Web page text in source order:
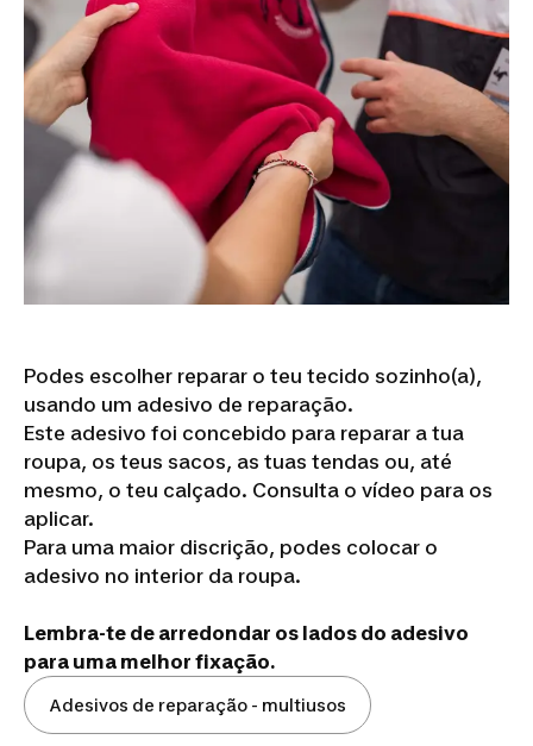
Podes escolher reparar o teu tecido sozinho(a),
usando um adesivo de reparação.
Este adesivo foi concebido para reparar a tua
roupa, os teus sacos, as tuas tendas ou, até
mesmo, o teu calçado. Consulta o vídeo para os
aplicar.
Para uma maior discrição, podes colocar o
adesivo no interior da roupa.
Lembra-te de arredondar os lados do adesivo
para uma melhor fixação.
Adesivos de reparação - multiusos
Como
cuidar
bem
da
minha
roupa
de